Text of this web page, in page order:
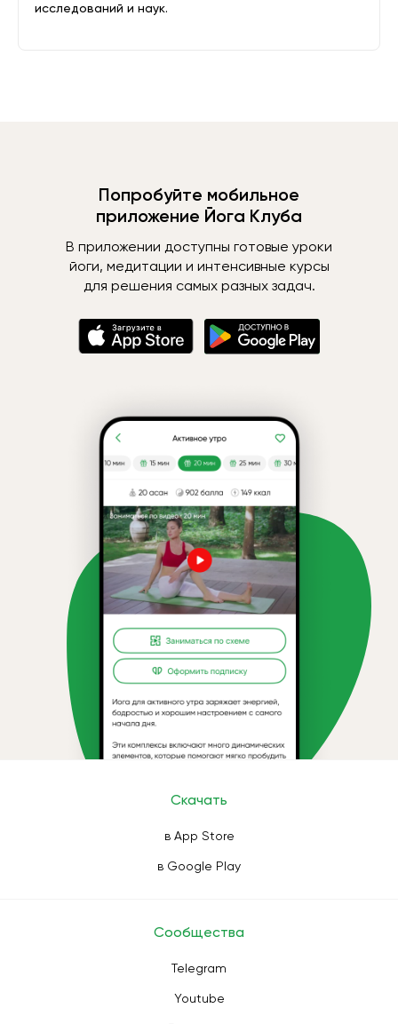
исследований и наук.
Попробуйте мобильное
приложение Йога Клуба
В приложении доступны готовые уроки
йоги, медитации и интенсивные курсы
для решения самых разных задач.
Скачать
в App Store
в Google Play
Сообщества
Telegram
Youtube